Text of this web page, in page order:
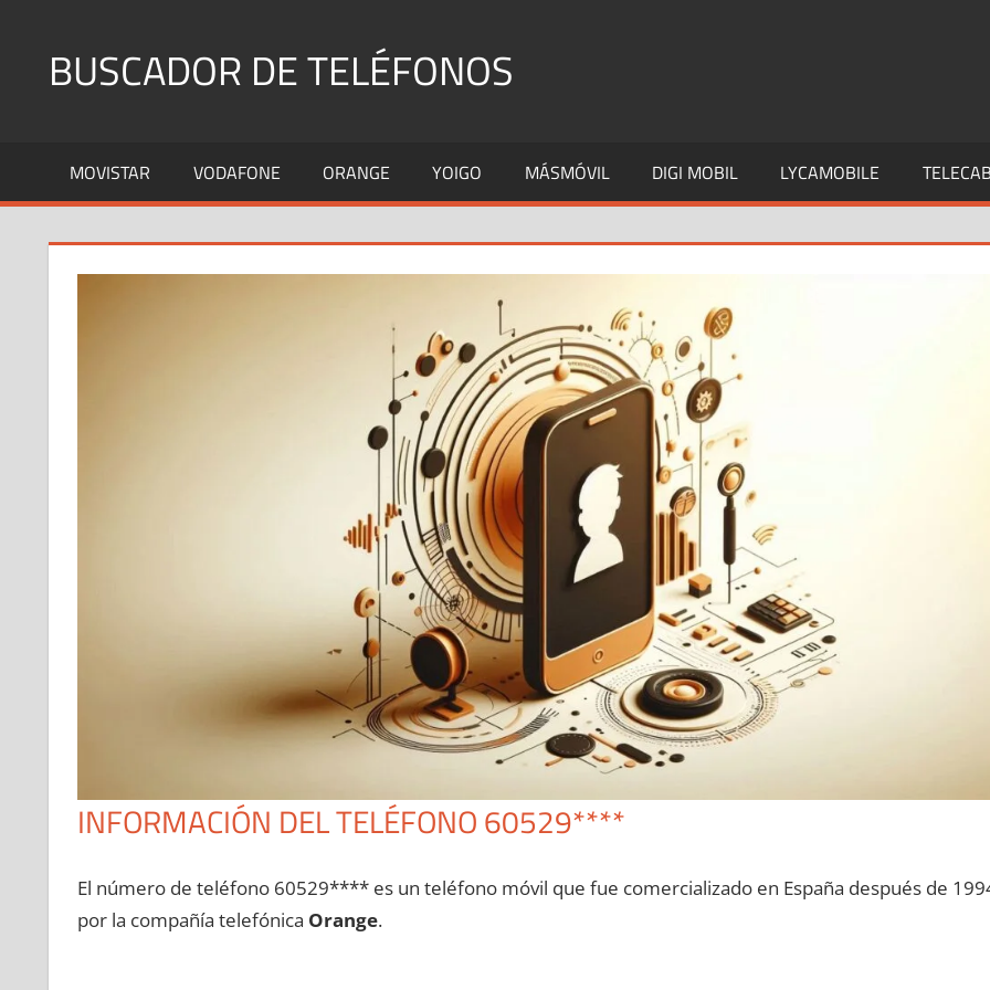
contenidoBUSCADOR DE TELÉFONOS
Fijos
y
MOVISTAR VODAFONE ORANGE YOIGO MÁSMÓVIL DIGI MOBIL LYCAMOBILE
INFORMACIÓN DEL TELÉFONO 60529****
El número dе teléfono 60529**** es un teléfono móvil quе fue comercializado en España después dе
pοr la compañía telefónica Orange.